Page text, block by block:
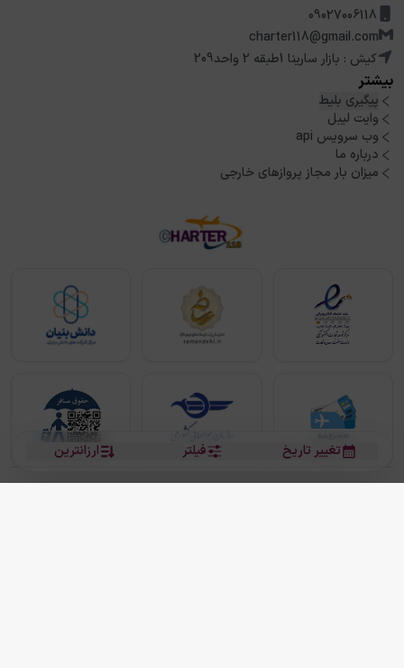
ارزانترین فیلتر تغییر تاریخ
09027006118
charter118@gmail.com
کیش : بازار سارینا 1طبقه 2 واحد209
بیشتر
پیگیری بلیط
وایت لیبل
وب سرویس api
درباره ما
میزان بار مجاز پروازهای خارجی